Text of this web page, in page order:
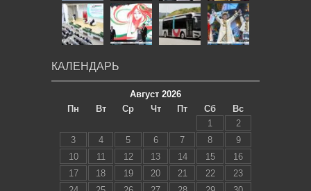
КАЛЕНДАРЬ
Август 2026
Пн
Вт Ср Чт Пт Сб
Вс
1
2
3
4 5 6 7 8
9
10
11 12 13 14 15
16
17
18 19 20 21 22
23